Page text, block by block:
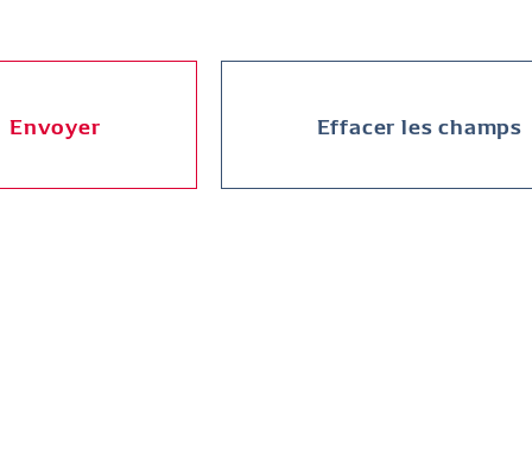
Envoyer Effacer les champs